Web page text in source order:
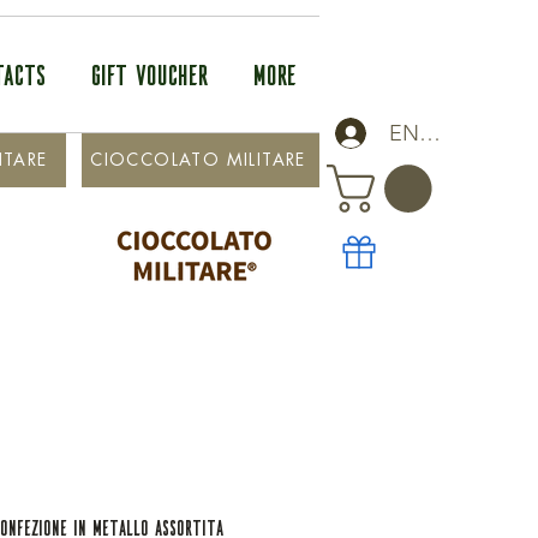
GIFT VOUCHER More
CIOCCOLATO MILITARE
ENTRA
IN METALLO ASSORTITA